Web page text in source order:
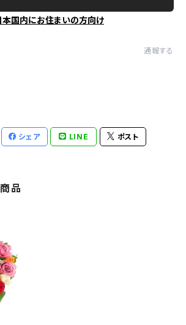
本国内にお住まいの方向け
通報する
シェア LINE ポスト
品